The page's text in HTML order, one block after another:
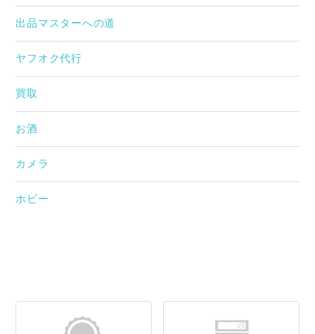
出品マスターへの道
ヤフオク代行
買取
お酒
カメラ
ホビー